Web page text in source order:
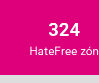
324
HateFree zón